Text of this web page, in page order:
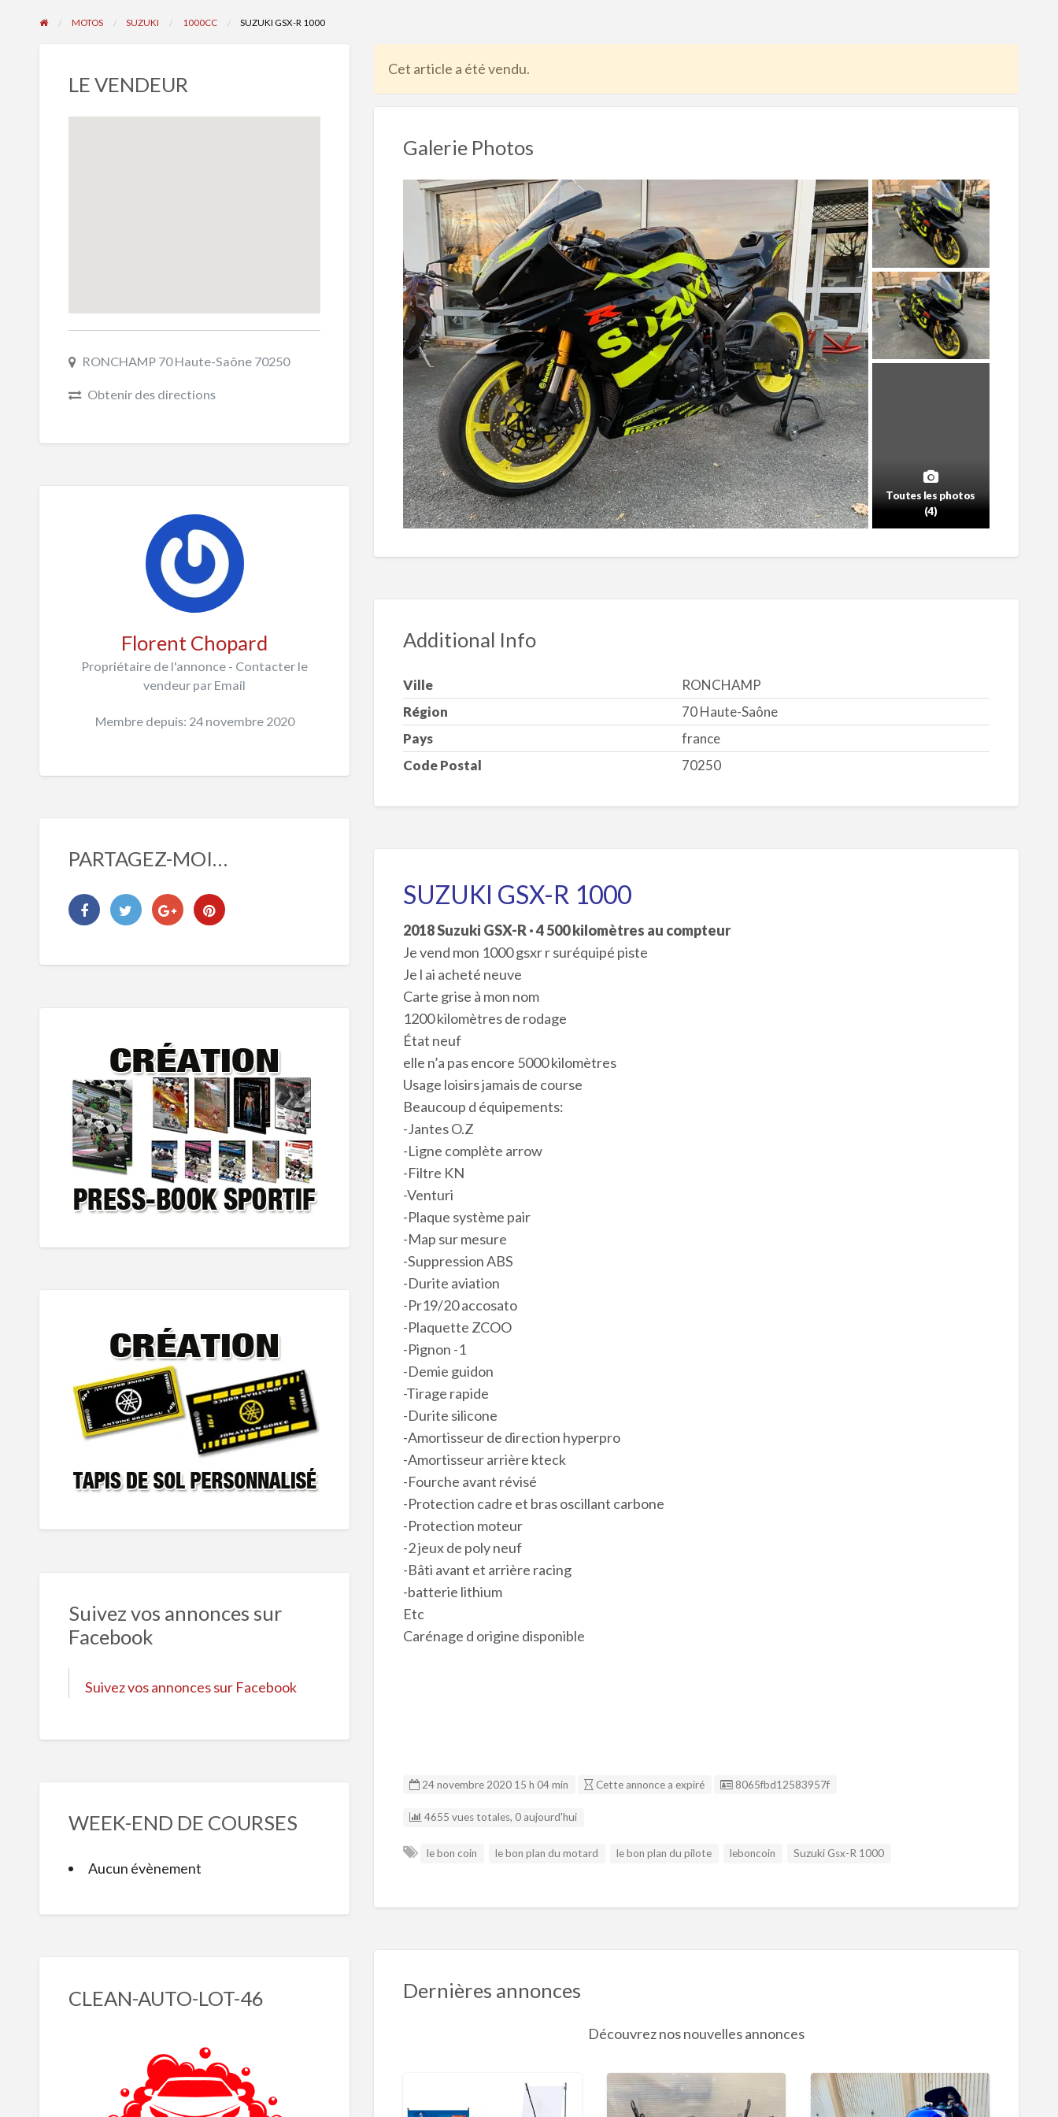
MOTOS SUZUKI 1000CC SUZUKI GSX-R 1000
LE VENDEUR
RONCHAMP 70 Haute-Saône 70250
Obtenir des directions
Florent Chopard
Propriétaire de l'annonce - Contacter le
vendeur par Email
Membre depuis: 24 novembre 2020
PARTAGEZ-MOI…
Suivez vos annonces sur
Facebook
Suivez vos annonces sur Facebook
WEEK-END DE COURSES
Aucun évènement
CLEAN-AUTO-LOT-46
Cet article a été vendu.
Galerie Photos
Toutes les photos
(4)
Additional Info
Ville
RONCHAMP
Région
70 Haute-Saône
Pays
france
Code Postal
70250
SUZUKI GSX-R 1000
2018 Suzuki GSX-R · 4 500 kilomètres au compteur
Je vend mon 1000 gsxr r suréquipé piste
Je l ai acheté neuve
Carte grise à mon nom
1200 kilomètres de rodage
État neuf
elle n’a pas encore 5000 kilomètres
Usage loisirs jamais de course
Beaucoup d équipements:
-Jantes O.Z
-Ligne complète arrow
-Filtre KN
-Venturi
-Plaque système pair
-Map sur mesure
-Suppression ABS
-Durite aviation
-Pr19/20 accosato
-Plaquette ZCOO
-Pignon -1
-Demie guidon
-Tirage rapide
-Durite silicone
-Amortisseur de direction hyperpro
-Amortisseur arrière kteck
-Fourche avant révisé
-Protection cadre et bras oscillant carbone
-Protection moteur
-2 jeux de poly neuf
-Bâti avant et arrière racing
-batterie lithium
Etc
Carénage d origine disponible
24 novembre 2020 15 h 04 min Cette annonce a expiré Listing ID
8065fbd12583957f
4655 vues totales, 0 aujourd'hui
le bon coin le bon plan du motard le bon plan du pilote leboncoin Suzuki Gsx-R 1000
Dernières annonces
Découvrez nos nouvelles annonces